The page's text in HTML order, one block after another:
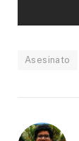
Asesinato